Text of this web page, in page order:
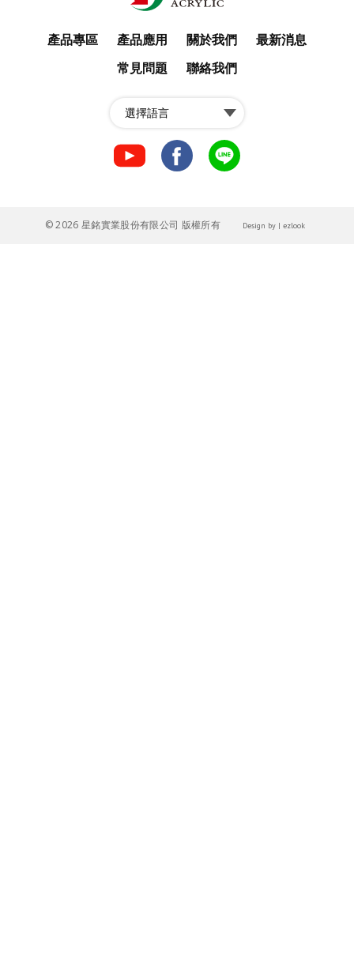
產品專區 產品應用 關於我們
最新消息
常見問題
聯絡我們
© 2026 星銘實業股份有限公司 版權所有 Design by |ezlook